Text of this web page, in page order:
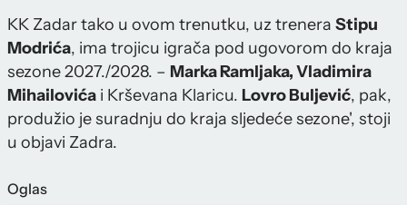
KK Zadar tako u ovom trenutku, uz trenera Stipu
Modrića, ima trojicu igrača pod ugovorom do kraja
sezone 2027./2028. – Marka Ramljaka, Vladimira
Mihailovića i Krševana Klaricu. Lovro Buljević, pak,
produžio je suradnju do kraja sljedeće sezone', stoji
u objavi Zadra.
Oglas